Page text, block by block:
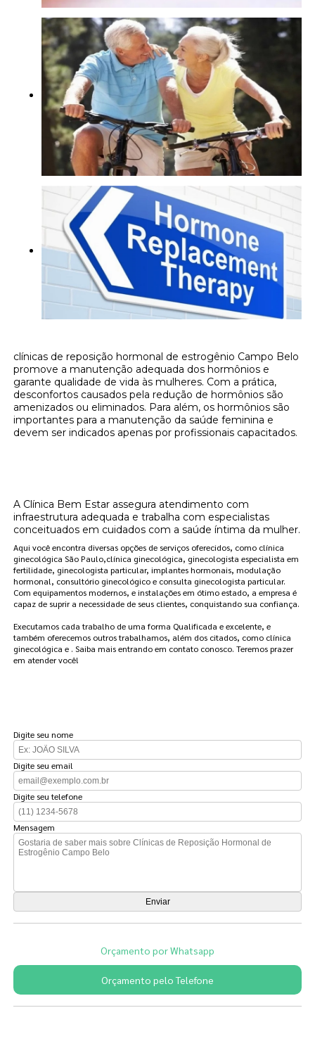
clínicas de reposição hormonal de estrogênio Campo Belo
promove a manutenção adequada dos hormônios e
garante qualidade de vida às mulheres. Com a prática,
desconfortos causados pela redução de hormônios são
amenizados ou eliminados. Para além, os hormônios são
importantes para a manutenção da saúde feminina e
devem ser indicados apenas por profissionais capacitados.
A Clínica Bem Estar assegura atendimento com
infraestrutura adequada e trabalha com especialistas
conceituados em cuidados com a saúde íntima da mulher.
Aqui você encontra diversas opções de serviços oferecidos, como clínica
ginecológica São Paulo,clínica ginecológica, ginecologista especialista em
fertilidade, ginecologista particular, implantes hormonais, modulação
hormonal, consultório ginecológico e consulta ginecologista particular.
Com equipamentos modernos, e instalações em ótimo estado, a empresa é
capaz de suprir a necessidade de seus clientes, conquistando sua confiança.
Executamos cada trabalho de uma forma Qualificada e excelente, e
também oferecemos outros trabalhamos, além dos citados, como clínica
ginecológica e . Saiba mais entrando em contato conosco. Teremos prazer
em atender você!
Digite seu nome
Digite seu email
Digite seu telefone
Mensagem
Orçamento por Whatsapp
Orçamento pelo Telefone